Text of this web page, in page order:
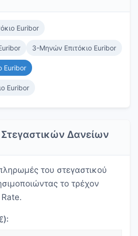
Euribor
3-Μηνών Επιτόκιο Euribor
Euribor
Euribor
Δανείων
του στεγαστικού
το τρέχον